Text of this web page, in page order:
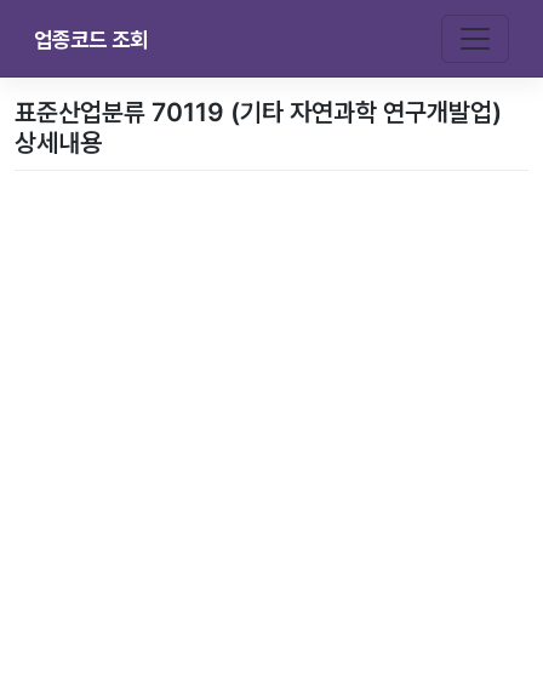
업종코드 조회
표준산업분류 70119 (기타 자연과학 연구개발업)
상세내용